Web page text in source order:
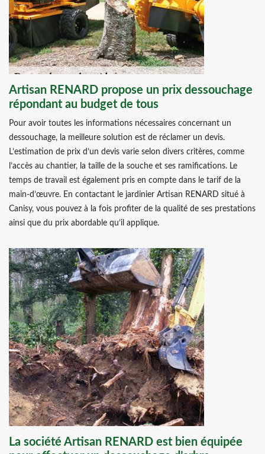
Artisan RENARD propose un prix dessouchage
répondant au budget de tous
Pour avoir toutes les informations nécessaires concernant un
dessouchage, la meilleure solution est de réclamer un devis.
L’estimation de prix d’un devis varie selon divers critères, comme
l’accès au chantier, la taille de la souche et ses ramifications. Le
temps de travail est également pris en compte dans le tarif de la
main-d’œuvre. En contactant le jardinier Artisan RENARD situé à
Canisy, vous pouvez à la fois profiter de la qualité de ses prestations
ainsi que du prix abordable qu’il applique.
La société Artisan RENARD est bien équipée